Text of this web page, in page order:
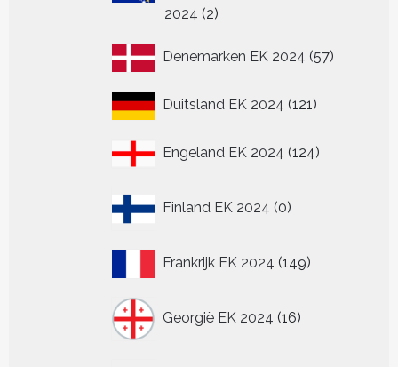
2024 22
Denemarken EK 2024 5757
Duitsland EK 2024 121121
Engeland EK 2024 124124
Finland EK 2024 0
producten
Frankrijk EK 2024 149149
Georgië EK 2024 16
producten